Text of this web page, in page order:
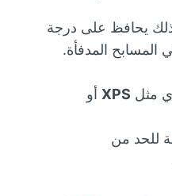
يحافظ على درجة
المسابح المدفأة.
مثل XPS أو
للحد من